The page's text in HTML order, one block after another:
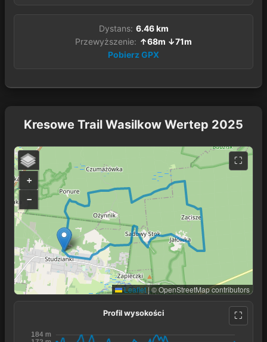
Dystans: 6.46 km
Przewyższenie: ↑68m ↓71m
Pobierz GPX
Kresowe Trail Wasilkow Wertep 2025
+
−
Leaflet|© OpenStreetMap contributors
Profil wysokości